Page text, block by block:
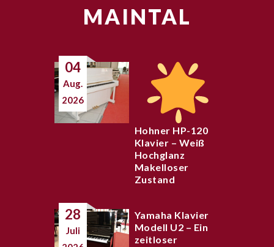
MAINTAL
04
Aug.
2026
Hohner HP-120
Klavier – Weiß
Hochglanz
Makelloser
Zustand
28
Juli
Yamaha Klavier
Modell U2 – Ein
zeitloser